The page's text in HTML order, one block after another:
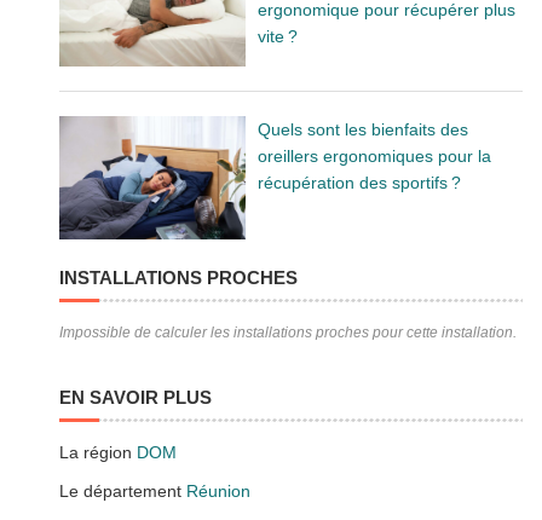
ergonomique pour récupérer plus
vite ?
Quels sont les bienfaits des
oreillers ergonomiques pour la
récupération des sportifs ?
INSTALLATIONS PROCHES
Impossible de calculer les installations proches pour cette installation.
EN SAVOIR PLUS
La région DOM
Le département Réunion